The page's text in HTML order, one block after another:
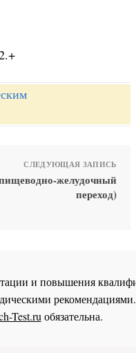
СЛЕДУЮЩАЯ ЗАПИСЬ
желудочный
переход)
и повышения
рекомендациями.
Test.ruобязательна.